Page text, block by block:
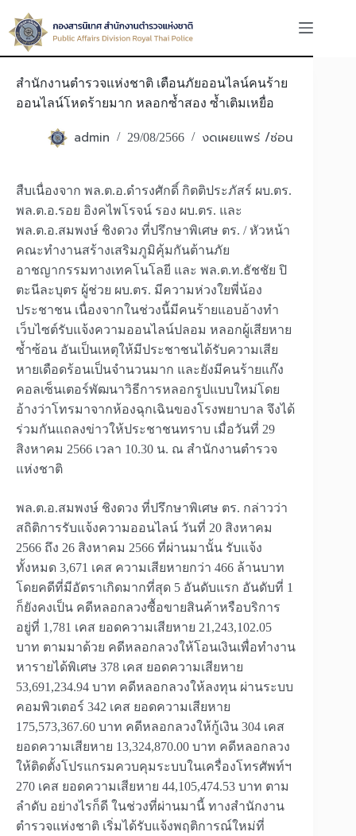
to
content
สำนักงานตำรวจแห่งชาติ เตือนภัยออนไลน์คนร้าย
ออนไลน์โหดร้ายมาก หลอกซ้ำสอง ซ้ำเติมเหยื่อ
admin 29/08/2566 งดเผยแพร่ /ซ่อน
สืบเนื่องจาก พล.ต.อ.ดำรงศักดิ์ กิตติประภัสร์ ผบ.ตร.
พล.ต.อ.รอย อิงคไพโรจน์ รอง ผบ.ตร. และ
พล.ต.อ.สมพงษ์ ชิงดวง ที่ปรึกษาพิเศษ ตร. / หัวหน้า
คณะทำงานสร้างเสริมภูมิคุ้มกันต้านภัย
อาชญากรรมทางเทคโนโลยี และ พล.ต.ท.ธัชชัย ปิ
ตะนีละบุตร ผู้ช่วย ผบ.ตร. มีความห่วงใยพี่น้อง
ประชาชน เนื่องจากในช่วงนี้มีคนร้ายแอบอ้างทำ
เว็บไซต์รับแจ้งความออนไลน์ปลอม หลอกผู้เสียหาย
ซ้ำซ้อน อันเป็นเหตุให้มีประชาชนได้รับความเสีย
หายเดือดร้อนเป็นจำนวนมาก และยังมีคนร้ายแก๊ง
คอลเซ็นเตอร์พัฒนาวิธีการหลอกรูปแบบใหม่โดย
อ้างว่าโทรมาจากห้องฉุกเฉินของโรงพยาบาล จึงได้
ร่วมกันแถลงข่าวให้ประชาชนทราบ เมื่อวันที่ 29
สิงหาคม 2566 เวลา 10.30 น. ณ สำนักงานตำรวจ
แห่งชาติ
พล.ต.อ.สมพงษ์ ชิงดวง ที่ปรึกษาพิเศษ ตร. กล่าวว่า
สถิติการรับแจ้งความออนไลน์ วันที่ 20 สิงหาคม
2566 ถึง 26 สิงหาคม 2566 ที่ผ่านมานั้น รับแจ้ง
ทั้งหมด 3,671 เคส ความเสียหายกว่า 466 ล้านบาท
โดยคดีที่มีอัตราเกิดมากที่สุด 5 อันดับแรก อันดับที่ 1
ก็ยังคงเป็น คดีหลอกลวงซื้อขายสินค้าหรือบริการ
อยู่ที่ 1,781 เคส ยอดความเสียหาย 21,243,102.05
บาท ตามมาด้วย คดีหลอกลวงให้โอนเงินเพื่อทำงาน
หารายได้พิเศษ 378 เคส ยอดความเสียหาย
53,691,234.94 บาท คดีหลอกลวงให้ลงทุน ผ่านระบบ
คอมพิวเตอร์ 342 เคส ยอดความเสียหาย
175,573,367.60 บาท คดีหลอกลวงให้กู้เงิน 304 เคส
ยอดความเสียหาย 13,324,870.00 บาท คดีหลอกลวง
ให้ติดตั้งโปรแกรมควบคุมระบบในเครื่องโทรศัพท์ฯ
270 เคส ยอดความเสียหาย 44,105,474.53 บาท ตาม
ลำดับ อย่างไรก็ดี ในช่วงที่ผ่านมานี้ ทางสำนักงาน
ตำรวจแห่งชาติ เริ่มได้รับแจ้งพฤติการณ์ใหม่ที่